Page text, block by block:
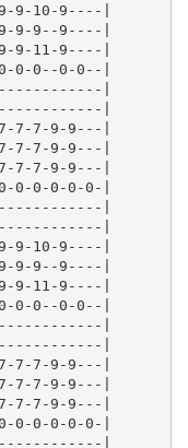
9-10-9----|
9-9--9----|
9-11-9----|
0-0--0-0--|
|
|
7-7-9-9---|
7-7-9-9---|
7-7-9-9---|
0-0-0-0-|
|
|
9-10-9----|
9-9--9----|
9-11-9----|
0-0--0-0--|
|
|
7-7-9-9---|
7-7-9-9---|
7-7-9-9---|
0-0-0-0-|
|